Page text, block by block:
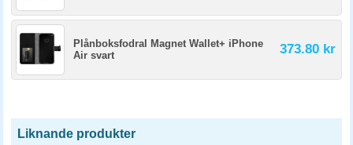
Plånboksfodral Magnet Wallet+ iPhone
Air svart
373.80 kr
Liknande produkter